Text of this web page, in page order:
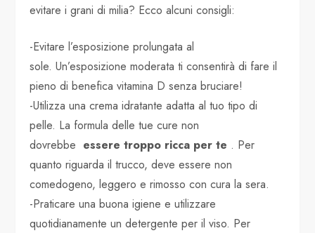
evitare i grani di milia? Ecco alcuni consigli:
-Evitare l’esposizione prolungata al
sole. Un’esposizione moderata ti consentirà di fare il
pieno di benefica vitamina D senza bruciare!
-Utilizza una crema idratante adatta al tuo tipo di
pelle. La formula delle tue cure non
dovrebbe essere troppo ricca per te . Per
quanto riguarda il trucco, deve essere non
comedogeno, leggero e rimosso con cura la sera.
-Praticare una buona igiene e utilizzare
quotidianamente un detergente per il viso. Per